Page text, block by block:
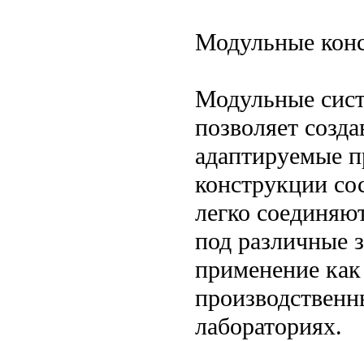
Модульные
Модульные
позволяет
адаптируемые
конструкции
легко
под различные
применение
лабораториях.